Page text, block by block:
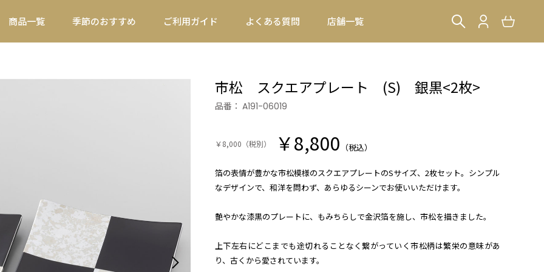
商品一覧 季節のおすすめ ご利用ガイド よくある質問 店舗一覧
市松 スクエアプレート (S) 銀黒<2枚>
品番： A191-06019
￥8,000 （税別） ￥8,800 （税込）
箔の表情が豊かな市松模様のスクエアプレートのSサイズ、2枚セット。シンプル
なデザインで、和洋を問わず、あらゆるシーンでお使いいただけます。
艶やかな漆黒のプレートに、もみちらしで金沢箔を施し、市松を描きました。
上下左右にどこまでも途切れることなく繋がっていく市松柄は繁栄の意味があ
り、古くから愛されています。